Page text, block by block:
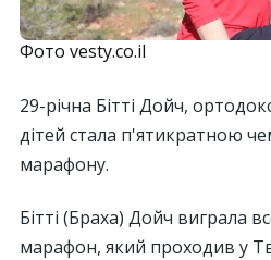
Фото vesty.co.il
29-річна Бітті Дойч,
дітей стала п'ятикратною
марафону.
Бітті (Браха) Дойч виграла
марафон, який проходив у